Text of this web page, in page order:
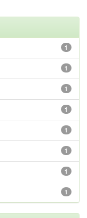
1
1
1
1
1
1
1
1